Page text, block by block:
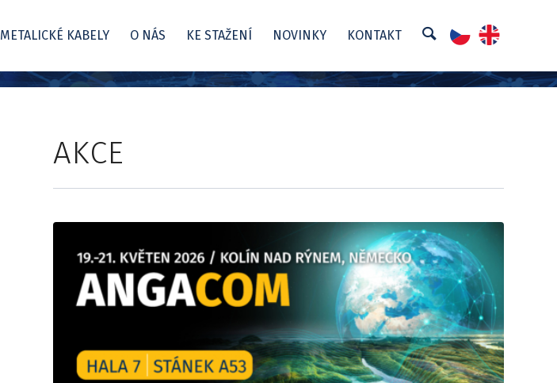
METALICKÉ KABELY O NÁS KE STAŽENÍ NOVINKY KONTAKT
AKCE